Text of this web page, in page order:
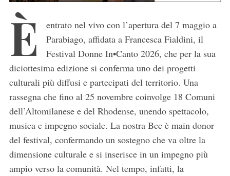
È
entrato nel vivo con l’apertura del 7 maggio a
Parabiago, affidata a Francesca Fialdini, il
Festival Donne In•Canto 2026, che per la sua
diciottesima edizione si conferma uno dei progetti
culturali più diffusi e partecipati del territorio. Una
rassegna che fino al 25 novembre coinvolge 18 Comuni
dell’Altomilanese e del Rhodense, unendo spettacolo,
musica e impegno sociale. La nostra Bcc è main donor
del festival, confermando un sostegno che va oltre la
dimensione culturale e si inserisce in un impegno più
ampio verso la comunità. Nel tempo, infatti, la